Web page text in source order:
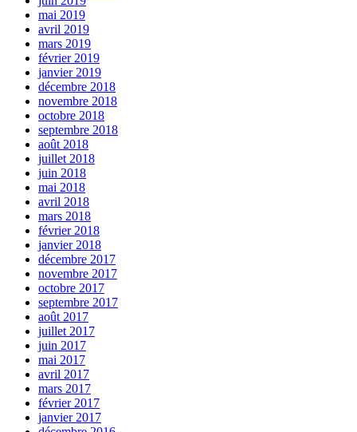
mai 2019
avril 2019
mars 2019
février 2019
janvier 2019
décembre 2018
novembre 2018
octobre 2018
septembre 2018
août 2018
juillet 2018
juin 2018
mai 2018
avril 2018
mars 2018
février 2018
janvier 2018
décembre 2017
novembre 2017
octobre 2017
septembre 2017
août 2017
juillet 2017
juin 2017
mai 2017
avril 2017
mars 2017
février 2017
janvier 2017